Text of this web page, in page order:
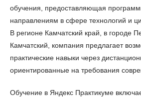
обучения, предоставляющая
направлениям в сфере технологий и
В регионе Камчатский край, в городе
Камчатский, компания предлагает
практические навыки через
ориентированные на требования
Обучение в Яндекс Практикуме